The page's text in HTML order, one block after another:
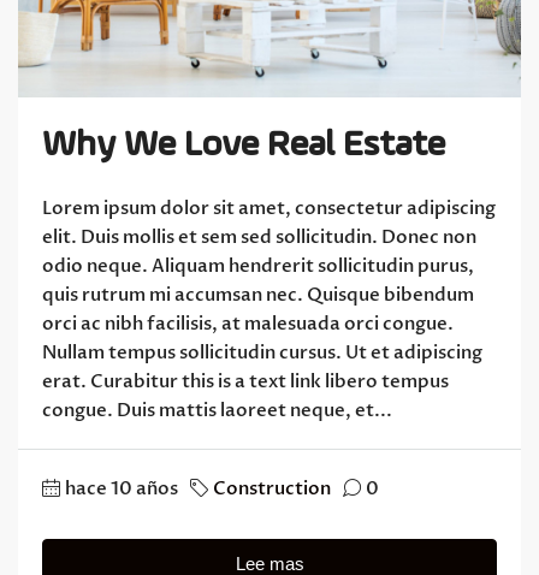
Why We Love Real Estate
Lorem ipsum dolor sit amet, consectetur adipiscing
elit. Duis mollis et sem sed sollicitudin. Donec non
odio neque. Aliquam hendrerit sollicitudin purus,
quis rutrum mi accumsan nec. Quisque bibendum
orci ac nibh facilisis, at malesuada orci congue.
Nullam tempus sollicitudin cursus. Ut et adipiscing
erat. Curabitur this is a text link libero tempus
congue. Duis mattis laoreet neque, et...
hace 10 años Construction 0
Lee mas